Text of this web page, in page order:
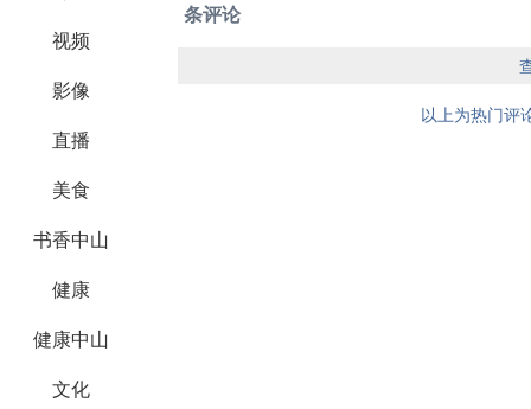
视频
影像
直播
美食
书香中山
健康
健康中山
文化
条评论
以上为热门评